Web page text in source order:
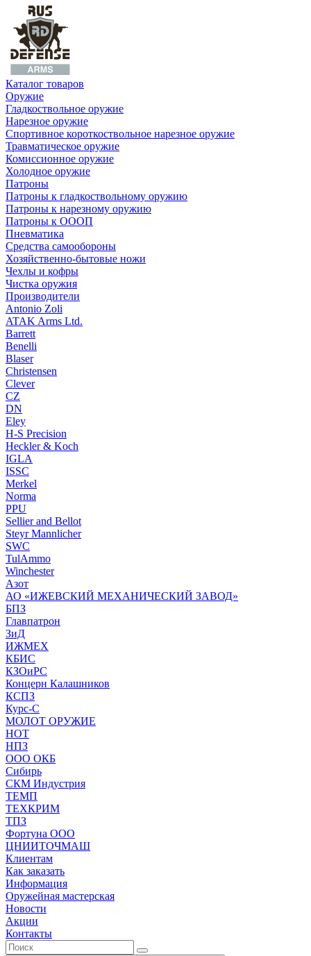
Каталог товаров
Оружие
Гладкоствольное оружие
Нарезное оружие
Спортивное короткоствольное нарезное оружие
Травматическое оружие
Комиссионное оружие
Холодное оружие
Патроны
Патроны к гладкоствольному оружию
Патроны к нарезному оружию
Патроны к ОООП
Пневматика
Средства самообороны
Хозяйственно-бытовые ножи
Чехлы и кофры
Чистка оружия
Производители
Antonio Zoli
ATAK Arms Ltd.
Barrett
Benelli
Blaser
Christensen
Clever
CZ
DN
Eley
H-S Precision
Heckler & Koch
IGLA
ISSC
Merkel
Norma
PPU
Sellier and Bellot
Steyr Mannlicher
SWC
TulAmmo
Winchester
Азот
АО «ИЖЕВСКИЙ МЕХАНИЧЕСКИЙ ЗАВОД»
БПЗ
Главпатрон
ЗиД
ИЖМЕХ
КБИС
КЗОиРС
Концерн Калашников
КСПЗ
Курс-С
МОЛОТ ОРУЖИЕ
НОТ
НПЗ
ООО ОКБ
Сибирь
СКМ Индустрия
ТЕМП
ТЕХКРИМ
ТПЗ
Фортуна ООО
ЦНИИТОЧМАШ
Клиентам
Как заказать
Информация
Оружейная мастерская
Новости
Акции
Контакты